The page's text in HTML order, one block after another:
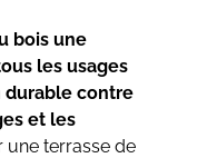
bois une
les usages
durable contre
et les
une terrasse de